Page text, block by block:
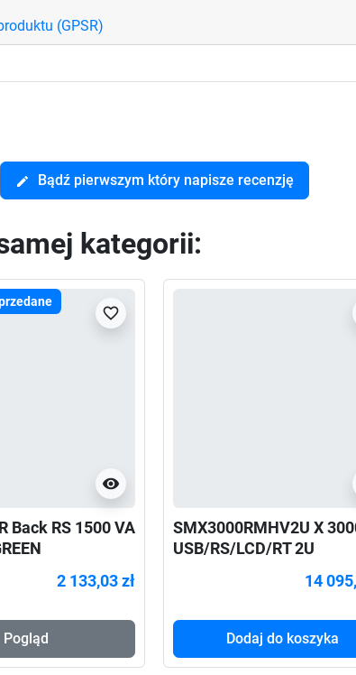
(GPSR)
edit Bądź pierwszym który napisze recenzję
kategorii:
visibility
favorite_border
Back RS 1500 VA
2 133,03 zł
Pogląd
SMX3000RMHV2U X
USB/RS/LCD/RT 2U
14
Dodaj do koszyka